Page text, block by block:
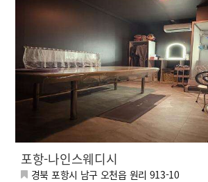
포항-나인스웨디시
경북 포항시 남구 오천읍 원리 913-10